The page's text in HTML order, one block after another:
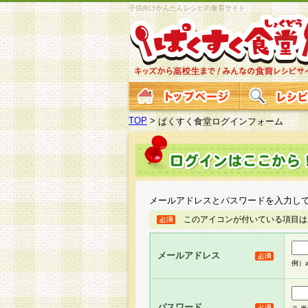
子供向けかんたんレシピの食育サイト
TOP >ぱくすく食堂ログインフォーム
メールアドレスとパスワードを入力し
このアイコンが付いている項目
メールアドレス
例）